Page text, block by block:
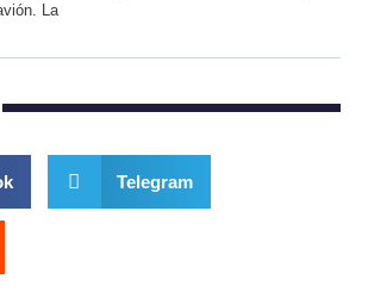
La
Telegram